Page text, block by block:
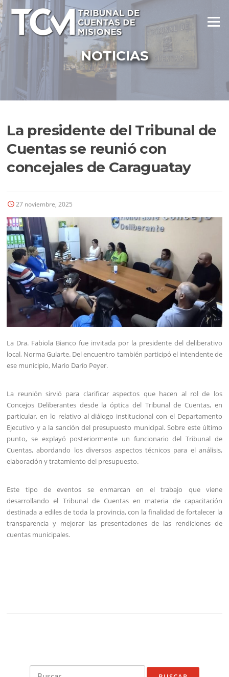
Ir
al
contenido
Menú
NOTICIAS
La presidente del Tribunal de
Cuentas se reunió con
concejales de Caraguatay
27 noviembre, 2025
La Dra. Fabiola Bianco fue invitada por la presidente del deliberativo
local, Norma Gularte. Del encuentro también participó el intendente de
ese municipio, Mario Darío Peyer.
La reunión sirvió para clarificar aspectos que hacen al rol de los
Concejos Deliberantes desde la óptica del Tribunal de Cuentas, en
particular, en lo relativo al diálogo institucional con el Departamento
Ejecutivo y a la sanción del presupuesto municipal. Sobre este último
punto, se explayó posteriormente un funcionario del Tribunal de
Cuentas, abordando los diversos aspectos técnicos para el análisis,
elaboración y tratamiento del presupuesto.
Este tipo de eventos se enmarcan en el trabajo que viene
desarrollando el Tribunal de Cuentas en materia de capacitación
destinada a ediles de toda la provincia, con la finalidad de fortalecer la
transparencia y mejorar las presentaciones de las rendiciones de
cuentas municipales.